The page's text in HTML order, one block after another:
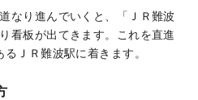
なり進んでいくと、「ＪＲ難波
看板が出てきます。これを直進
ＪＲ難波駅に着きます。